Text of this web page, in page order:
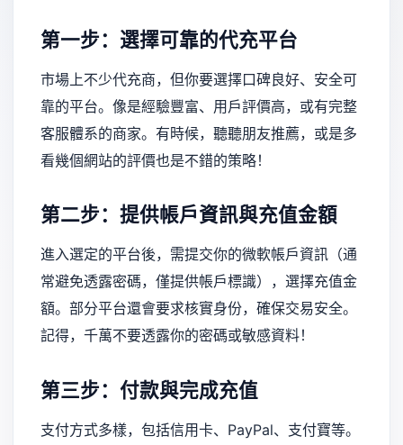
第一步：選擇可靠的代充平台
市場上不少代充商，但你要選擇口碑良好、安全可
靠的平台。像是經驗豐富、用戶評價高，或有完整
客服體系的商家。有時候，聽聽朋友推薦，或是多
看幾個網站的評價也是不錯的策略！
第二步：提供帳戶資訊與充值金額
進入選定的平台後，需提交你的微軟帳戶資訊（通
常避免透露密碼，僅提供帳戶標識），選擇充值金
額。部分平台還會要求核實身份，確保交易安全。
記得，千萬不要透露你的密碼或敏感資料！
第三步：付款與完成充值
支付方式多樣，包括信用卡、PayPal、支付寶等。